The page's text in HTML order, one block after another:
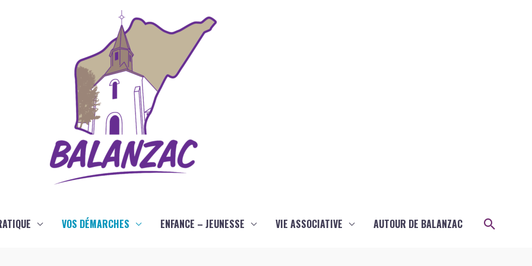
VOS DÉMARCHES ENFANCE – JEUNESSE VIE ASSOCIATIVE AUTOUR DE BALANZAC